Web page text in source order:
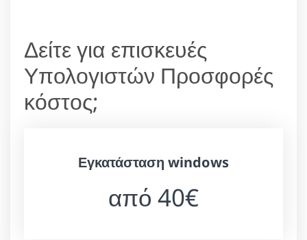
Δείτε για επισκευές
Υπολογιστών Προσφορές
κόστος;
Εγκατάσταση windows
από 40€